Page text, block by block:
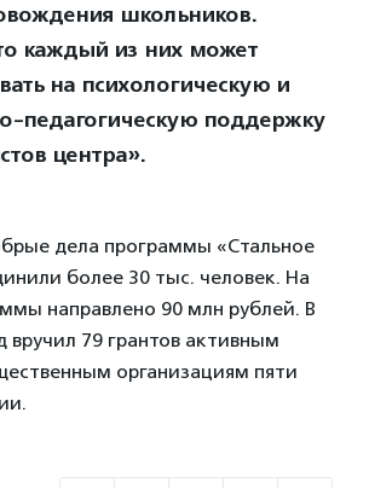
школьников.
каждый из них может
на психологическую и
педагогическую поддержку
центра».
дела программы «Стальное
более 30 тыс. человек. На
направлено 90 млн рублей. В
вручил 79 грантов активным
организациям пяти